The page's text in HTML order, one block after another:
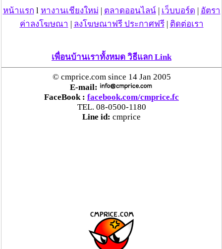
หน้าแรก l หางานเชียงใหม่ | ตลาดออนไลน์| เว็บบอร์ด | อัตรา
ค่าลงโฆษณา | ลงโฆษณาฟรี ประกาศฟรี| ติดต่อเรา
เพื่อนบ้านเราทั้งหมด วิธีแลก Link
© cmprice.com since 14 Jan 2005
E-mail:
FaceBook : facebook.com/cmprice.fc
TEL. 08-0500-1180
Line id: cmprice